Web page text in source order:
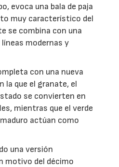
evoca una bala de paja
muy característico del
se combina con una
modernas y
con una nueva
la que el granate, el
se convierten en
mientras que el verde
actúan como
una versión
motivo del décimo